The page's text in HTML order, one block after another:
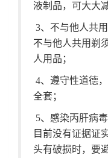
液制品，可大大
3、不与他人共
不与他人共用剃
人用品；
4、遵守性道德
全套；
5、感染丙肝病
目前没有证据证
头有破损时，要